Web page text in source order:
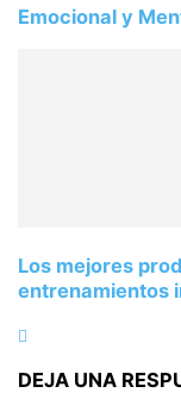
Emocional y
Los mejores
entrenamientos
DEJA UNA